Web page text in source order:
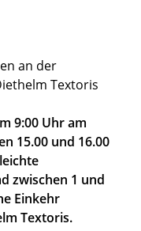
an der
Textoris
9:00 Uhr am
15.00 und 16.00
zwischen 1 und
Einkehr
Textoris.